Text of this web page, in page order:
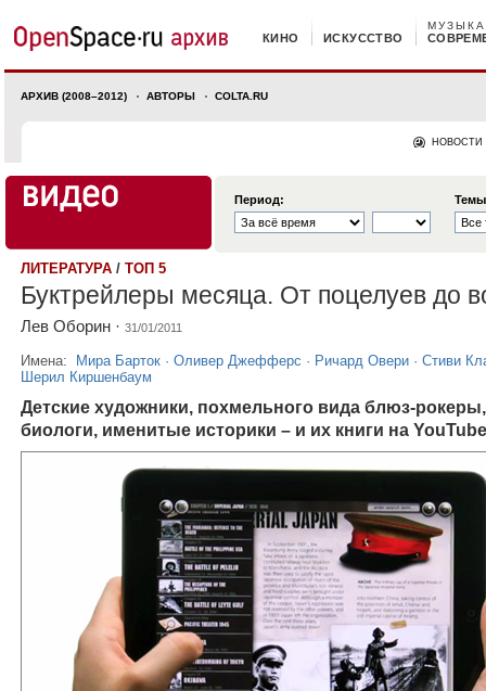
КИНО ИСКУССТВО
МУЗЫКА
АРХИВ (2008–2012) АВТОРЫ COLTA.RU
НОВОСТИ
Период:
ЛИТЕРАТУРА / ТОП 5
Буктрейлеры месяца. От поцелуев до
Лев Оборин · 31/01/2011
Имена: Мира Барток · Оливер Джефферс · Ричард Овери · Стиви
Шерил Киршенбаум
Детские художники, похмельного вида блюз-рокеры,
биологи, именитые историки – и их книги на YouTube